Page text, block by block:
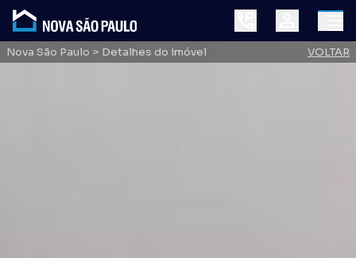
Nova São Paulo > Detalhes do Imóvel VOLTAR